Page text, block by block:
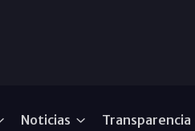
Noticias Transparencia